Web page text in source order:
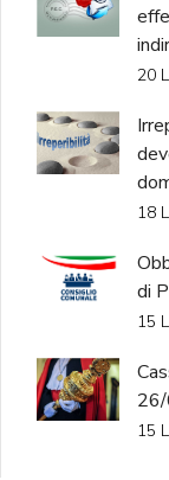
20
18
di
15
15